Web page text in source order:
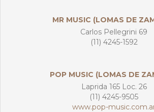
MR MUSIC (LOMAS DE
Carlos Pellegrini 69
(11) 4245-1592
POP MUSIC (LOMAS DE
Laprida 165 Loc. 26
(11) 4245-9505
www.pop-